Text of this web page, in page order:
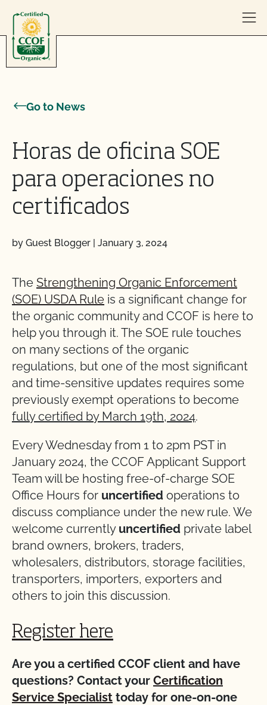
Go to News
Horas de oficina SOE
para operaciones no
certificados
by Guest Blogger | January 3, 2024
The Strengthening Organic Enforcement
(SOE) USDA Rule is a significant change for
the organic community and CCOF is here to
help you through it. The SOE rule touches
on many sections of the organic
regulations, but one of the most significant
and time-sensitive updates requires some
previously exempt operations to become
fully certified by March 19th, 2024.
Every Wednesday from 1 to 2pm PST in
January 2024, the CCOF Applicant Support
Team will be hosting free-of-charge SOE
Office Hours for uncertified operations to
discuss compliance under the new rule. We
welcome currently uncertified private label
brand owners, brokers, traders,
wholesalers, distributors, storage facilities,
transporters, importers, exporters and
others to join this discussion.
Register here
Are you a certified CCOF client and have
questions? Contact your Certification
Service Specialist today for one-on-one